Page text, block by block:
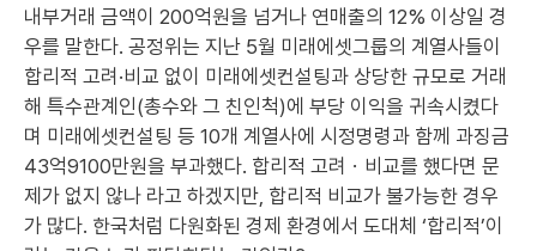
내부거래 금액이 200억원을 넘거나 연매출의 12% 이상일 경
우를 말한다. 공정위는 지난 5월 미래에셋그룹의 계열사들이
합리적 고려·비교 없이 미래에셋컨설팅과 상당한 규모로 거래
해 특수관계인(총수와 그 친인척)에 부당 이익을 귀속시켰다
며 미래에셋컨설팅 등 10개 계열사에 시정명령과 함께 과징금
43억9100만원을 부과했다. 합리적 고려ㆍ비교를 했다면 문
제가 없지 않나 라고 하겠지만, 합리적 비교가 불가능한 경우
가 많다. 한국처럼 다원화된 경제 환경에서 도대체 ‘합리적’이